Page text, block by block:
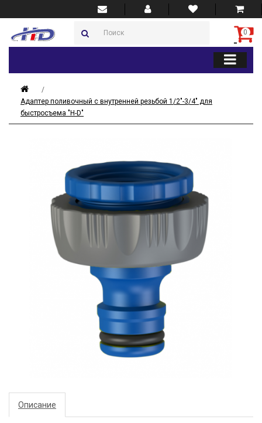
0
Адаптер поливочный с внутренней резьбой 1/2"-3/4" для
быстросъема "H-D"
Описание